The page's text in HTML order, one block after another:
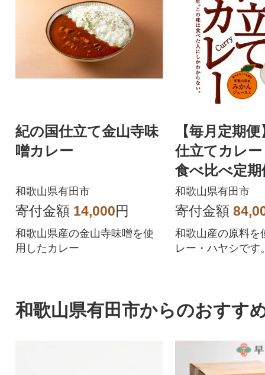
紀の国仕立て金山寺味
噌カレー
和歌山県有田市
寄付金額 14,000円
和歌山県産の金山寺味噌を使
用したカレー
【毎月定期
仕立てカレ
食べ比べ定期
和歌山県有田市
寄付金額
和歌山産の原料を
レー・ハヤシです
和歌山県有田市からのおすす